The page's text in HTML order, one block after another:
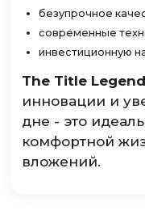
безупрочное
современные
инвестиционную
The Title
инновации и
дне - это
комфортной
вложений.